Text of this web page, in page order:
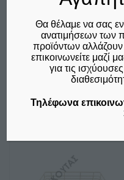
δεν συμπεριλαμβάνεται ο
Φ.Π.Α. 24%
Προσθήκη στο καλάθι
Θα θέλαμε να σας
ανατιμήσεων των
προϊόντων
επικοινωνείτε μαζί
για τις
Τηλέφωνα